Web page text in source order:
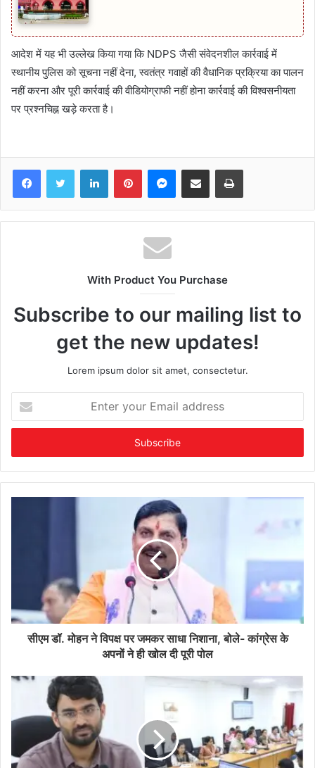
आदेश में यह भी उल्लेख किया गया कि NDPS जैसी संवेदनशील कार्रवाई में
स्थानीय पुलिस को सूचना नहीं देना, स्वतंत्र गवाहों की वैधानिक प्रक्रिया का पालन
नहीं करना और पूरी कार्रवाई की वीडियोग्राफी नहीं होना कार्रवाई की विश्वसनीयता
पर प्रश्नचिह्न खड़े करता है।
FacebookTwitter LinkedInPinterestMessenger
Share via Email Print
With Product You Purchase
Subscribe to our mailing list to
get the new updates!
Lorem ipsum dolor sit amet, consectetur.
your
Email
सीएम डॉ. मोहन ने विपक्ष पर जमकर साधा निशाना, बोले- कांग्रेस के
अपनों ने ही खोल दी पूरी पोल